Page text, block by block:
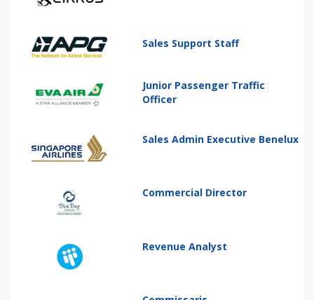
Sales Support Staff
Junior Passenger Traffic
Officer
Sales Admin Executive Benelux
Commercial Director
Revenue Analyst